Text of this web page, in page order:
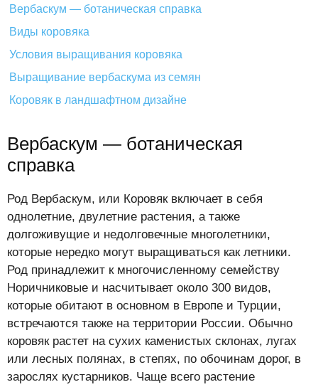
Вербаскум — ботаническая справка
Виды коровяка
Условия выращивания коровяка
Выращивание вербаскума из семян
Коровяк в ландшафтном дизайне
Вербаскум — ботаническая
справка
Род Вербаскум, или Коровяк включает в себя
однолетние, двулетние растения, а также
долгоживущие и недолговечные многолетники,
которые нередко могут выращиваться как летники.
Род принадлежит к многочисленному семейству
Норичниковые и насчитывает около 300 видов,
которые обитают в основном в Европе и Турции,
встречаются также на территории России. Обычно
коровяк растет на сухих каменистых склонах, лугах
или лесных полянах, в степях, по обочинам дорог, в
зарослях кустарников. Чаще всего растение